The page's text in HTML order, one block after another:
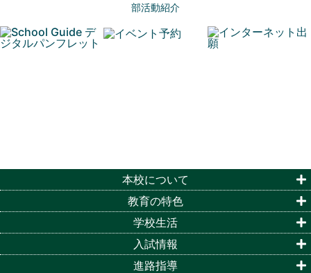
部活動紹介
本校について
教育の特色
学校生活
入試情報
進路指導